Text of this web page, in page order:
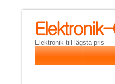
Elektronik till lägsta pris